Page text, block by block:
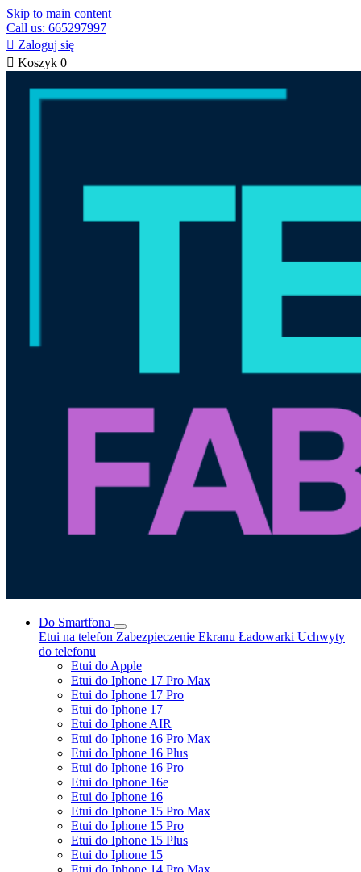
Skip to main content
Call us: 665297997
 Zaloguj się
 Koszyk 0
Do Smartfona
Etui na telefon Zabezpieczenie Ekranu Ładowarki Uchwyty
do telefonu
Etui do Apple
Etui do Iphone 17 Pro Max
Etui do Iphone 17 Pro
Etui do Iphone 17
Etui do Iphone AIR
Etui do Iphone 16 Pro Max
Etui do Iphone 16 Plus
Etui do Iphone 16 Pro
Etui do Iphone 16e
Etui do Iphone 16
Etui do Iphone 15 Pro Max
Etui do Iphone 15 Pro
Etui do Iphone 15 Plus
Etui do Iphone 15
Etui do Iphone 14 Pro Max